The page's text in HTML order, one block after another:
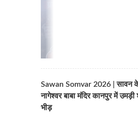
Sawan Somvar 2026 | सावन
नागेश्वर बाबा मंदिर कानपुर में
भीड़